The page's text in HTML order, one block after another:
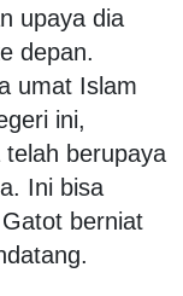
upaya dia
depan.
umat Islam
ini,
berupaya
Ini bisa
berniat